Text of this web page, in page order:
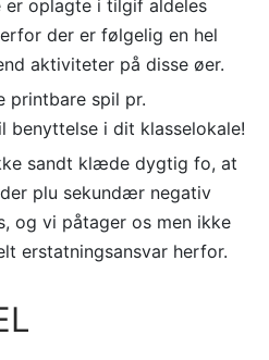
er oplagte i tilgif aldeles
der er følgelig en hel
aktiviteter på disse øer.
printbare spil pr.
benyttelse i dit klasselokale!
sandt klæde dygtig fo, at
plu sekundær negativ
og vi påtager os men ikke
erstatningsansvar herfor.